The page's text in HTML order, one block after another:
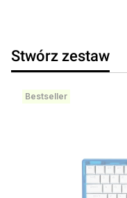
Stwórz zestaw
Bestseller